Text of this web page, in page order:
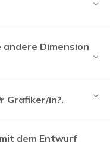
andere Dimension
Grafiker/in?.
dem Entwurf